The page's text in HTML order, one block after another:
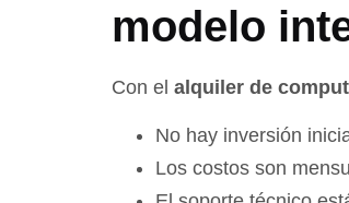
modelo
Con el alquiler de
No hay inversión
Los costos son